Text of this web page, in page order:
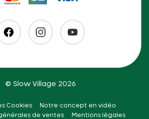
© Slow Village 2026
Cookies
Notre concept en vidéo
de ventes
Mentions légales